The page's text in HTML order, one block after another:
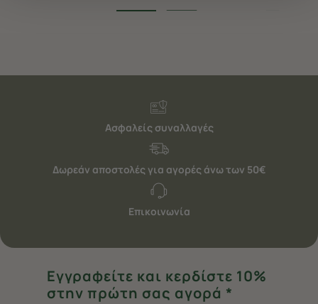
τη σελίδαΠολιτική cookies (link).
Ασφαλείς συναλλαγές
Δωρεάν αποστολές για αγορές άνω των 50€
Επικοινωνία
Εγγραφείτε και κερδίστε 10%
στην πρώτη σας αγορά *